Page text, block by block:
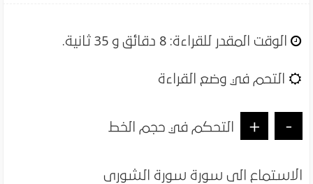
الوقت المقدر للقراءة: 8 دقائق و 35 ثانية .
التحم في وضع القراءة
-
+ التحكم في حجم الخط
الاستماع الى سورة سورة الشورى